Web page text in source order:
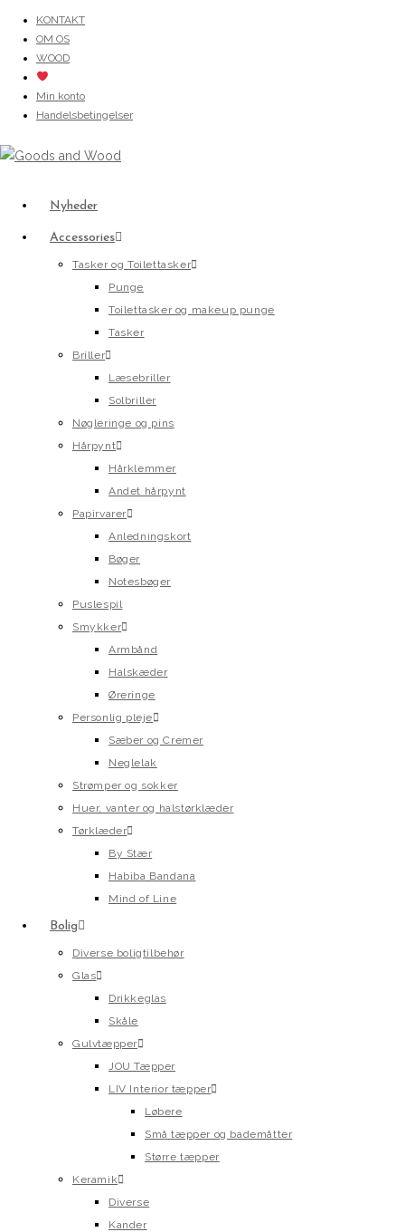
content
KONTAKT
OM OS
WOOD
Min konto
Handelsbetingelser
Nyheder
Accessories
Tasker og Toilettasker
Punge
Toilettasker og makeup punge
Tasker
Briller
Læsebriller
Solbriller
Nøgleringe og pins
Hårpynt
Hårklemmer
Andet hårpynt
Papirvarer
Anledningskort
Bøger
Notesbøger
Puslespil
Smykker
Armbånd
Halskæder
Øreringe
Personlig pleje
Sæber og Cremer
Neglelak
Strømper og sokker
Huer, vanter og halstørklæder
Tørklæder
By Stær
Habiba Bandana
Mind of Line
Bolig
Diverse boligtilbehør
Glas
Drikkeglas
Skåle
Gulvtæpper
JOU Tæpper
LIV Interior tæpper
Løbere
Små tæpper og bademåtter
Større tæpper
Keramik
Diverse
Kander